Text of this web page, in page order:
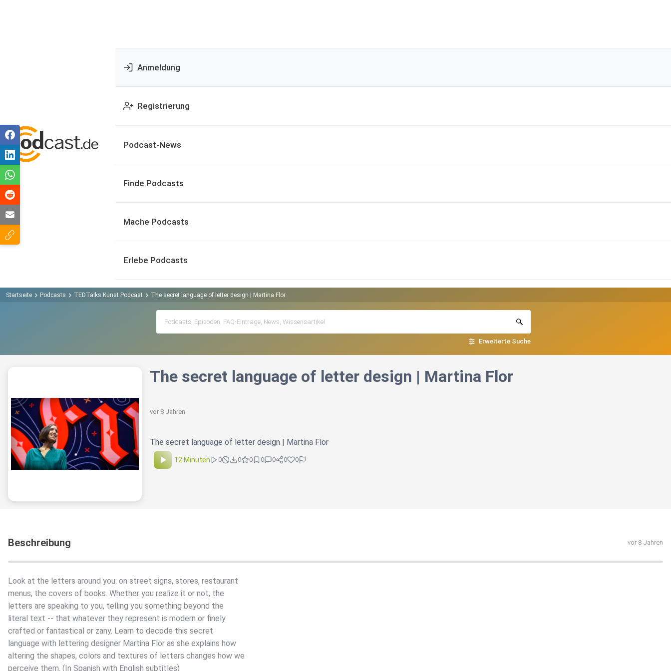
Anmeldung
Registrierung
Podcast-News
Finde Podcasts
Mache Podcasts
Erlebe Podcasts
Startseite Podcasts TEDTalks Kunst Podcast The secret language of letter design | Martina Flor
Erweiterte Suche
The secret language of letter design | Martina Flor
vor 8 Jahren
The secret language of letter design | Martina Flor
12 Minuten 0 0 0 0 0 0 0
Beschreibung vor 8 Jahren
Look at the letters around you: on street signs, stores, restaurant
menus, the covers of books. Whether you realize it or not, the
letters are speaking to you, telling you something beyond the
literal text -- that whatever they represent is modern or finely
crafted or fantastical or zany. Learn to decode this secret
language with lettering designer Martina Flor as she explains how
altering the shapes, colors and textures of letters changes how we
perceive them. (In Spanish with English subtitles)